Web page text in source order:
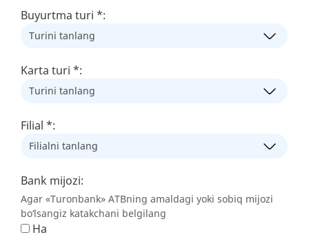
Buyurtma turi *:
Karta turi *:
Filial *:
Bank mijozi:
Agar «Turonbank» ATBning amaldagi yoki sobiq mijozi
bo‘lsangiz katakchani belgilang
Ha